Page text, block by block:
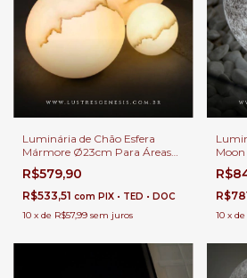
Luminária de Chão Esfera
Mármore Ø23cm Para Áreas
Internas e Externas.
R$579,90
R$533,51 com PIX • TED • DOC
10 x de R$57,99 sem juros
e
10 x de